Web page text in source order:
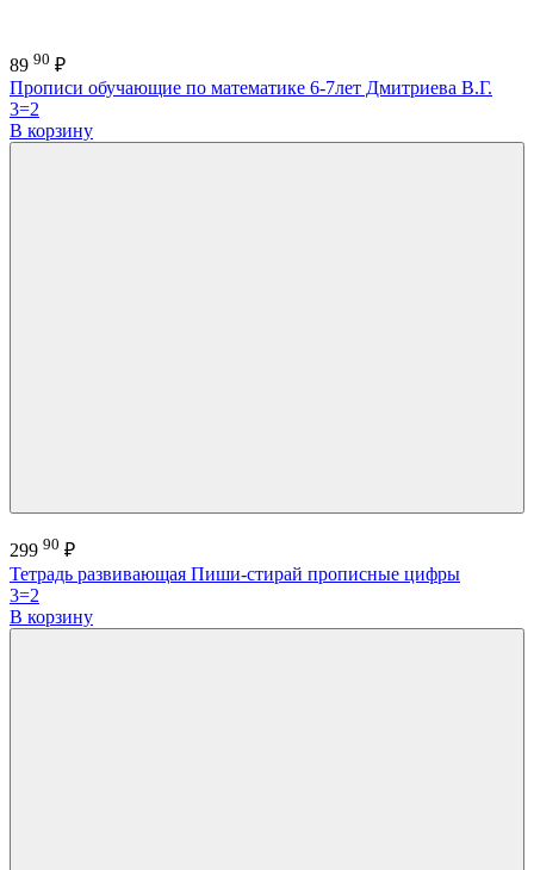
89 90 ₽
Прописи обучающие по математике 6-7лет Дмитриева В.Г.
3=2
В корзину
299 90 ₽
Тетрадь развивающая Пиши-стирай прописные цифры
3=2
В корзину